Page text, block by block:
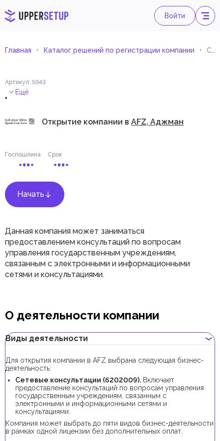
Войти
Главная Каталог решений по регистрации компании Сетевые консультации
Артикул: 5943
. Ещё
Открытие компании в AFZ, Аджман
Госпошлина Срок
Начать
Данная компания может заниматься
предоставлением консультаций по вопросам
управления государственным учреждениям,
связанным с электронными и информационными
сетями и консультациями.
О деятельности компании
Виды деятельности
Для открытия компании в AFZ выбрана следующая бизнес-
деятельность:
Сетевые консультации (6202009). Включает
предоставление консультаций по вопросам управления
государственным учреждениям, связанным с
электронными и информационными сетями и
консультациями.
Компания может выбрать до пяти видов бизнес-деятельности
в рамках одной лицензии без дополнительных оплат.